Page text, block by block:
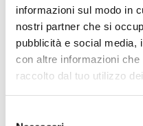
informazioni sul modo in
nostri partner che si
pubblicità e social media,
con altre informazioni
raccolto dal tuo utilizzo